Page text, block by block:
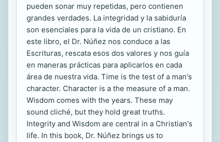
pueden sonar muy repetidas, pero contienen
grandes verdades. La integridad y la sabiduría
son esenciales para la vida de un cristiano. En
este libro, el Dr. Núñez nos conduce a las
Escrituras, rescata esos dos valores y nos guía
en maneras prácticas para aplicarlos en cada
área de nuestra vida. Time is the test of a man's
character. Character is a the measure of a man.
Wisdom comes with the years. These may
sound cliché, but they hold great truths.
Integrity and Wisdom are central in a Christian's
life. In this book, Dr. Núñez brings us to